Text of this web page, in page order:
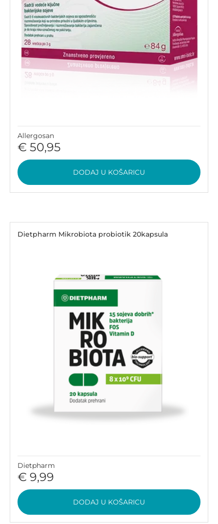
Allergosan
€ 50,95
DODAJ U KOŠARICU
Dietpharm Mikrobiota probiotik 20kapsula
Dietpharm
€ 9,99
DODAJ U KOŠARICU